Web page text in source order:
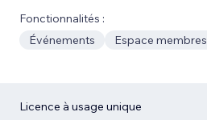
Fonctionnalités :
Événements
Espace membres
Licence à usage unique